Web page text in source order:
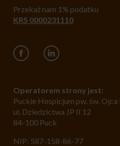
Przekaż nam 1% podatku
KRS 0000231110
Operatorem strony jest:
Puckie Hospicjum pw. św. Ojca
ul. Dziedzictwa JP II 12
84-100 Puck
NIP: 587-158-86-77